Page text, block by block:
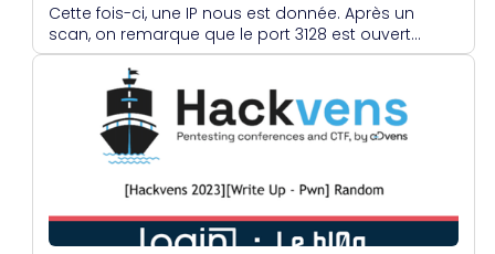
Cette fois-ci, une IP nous est donnée. Après un
scan, on remarque que le port 3128 est ouvert...